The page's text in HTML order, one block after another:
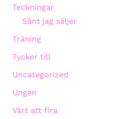
Teckningar
Sånt jag säljer
Träning
Tycker till
Uncategorized
Ungen
Värt att fira